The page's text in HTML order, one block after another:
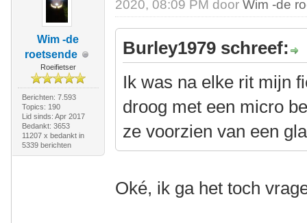
Wim -de
roetsende
Roeifietser
Berichten: 7.593
Topics: 190
Lid sinds: Apr 2017
Bedankt: 3653
11207 x bedankt in
5339 berichten
2020, 08:09 PM doorWim -de
Burley1979 schreef:
Ik was na elke rit mijn
droog met een micro
ze voorzien van een
Oké, ik ga het toch